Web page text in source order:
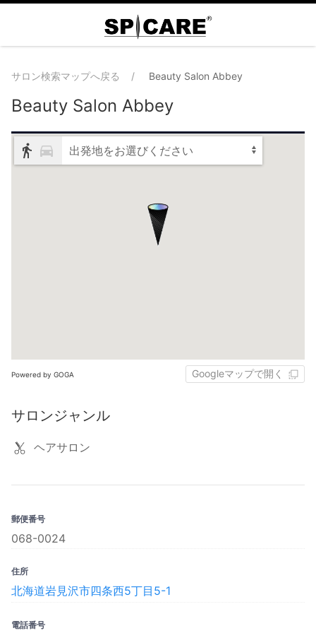
サロン検索マップへ戻る Beauty Salon Abbey
Beauty Salon Abbey
出発地をお選びください
Powered by GOGA Googleマップで開く
サロンジャンル
ヘアサロン
郵便番号
068-0024
住所
北海道岩見沢市四条西5丁目5-1
電話番号